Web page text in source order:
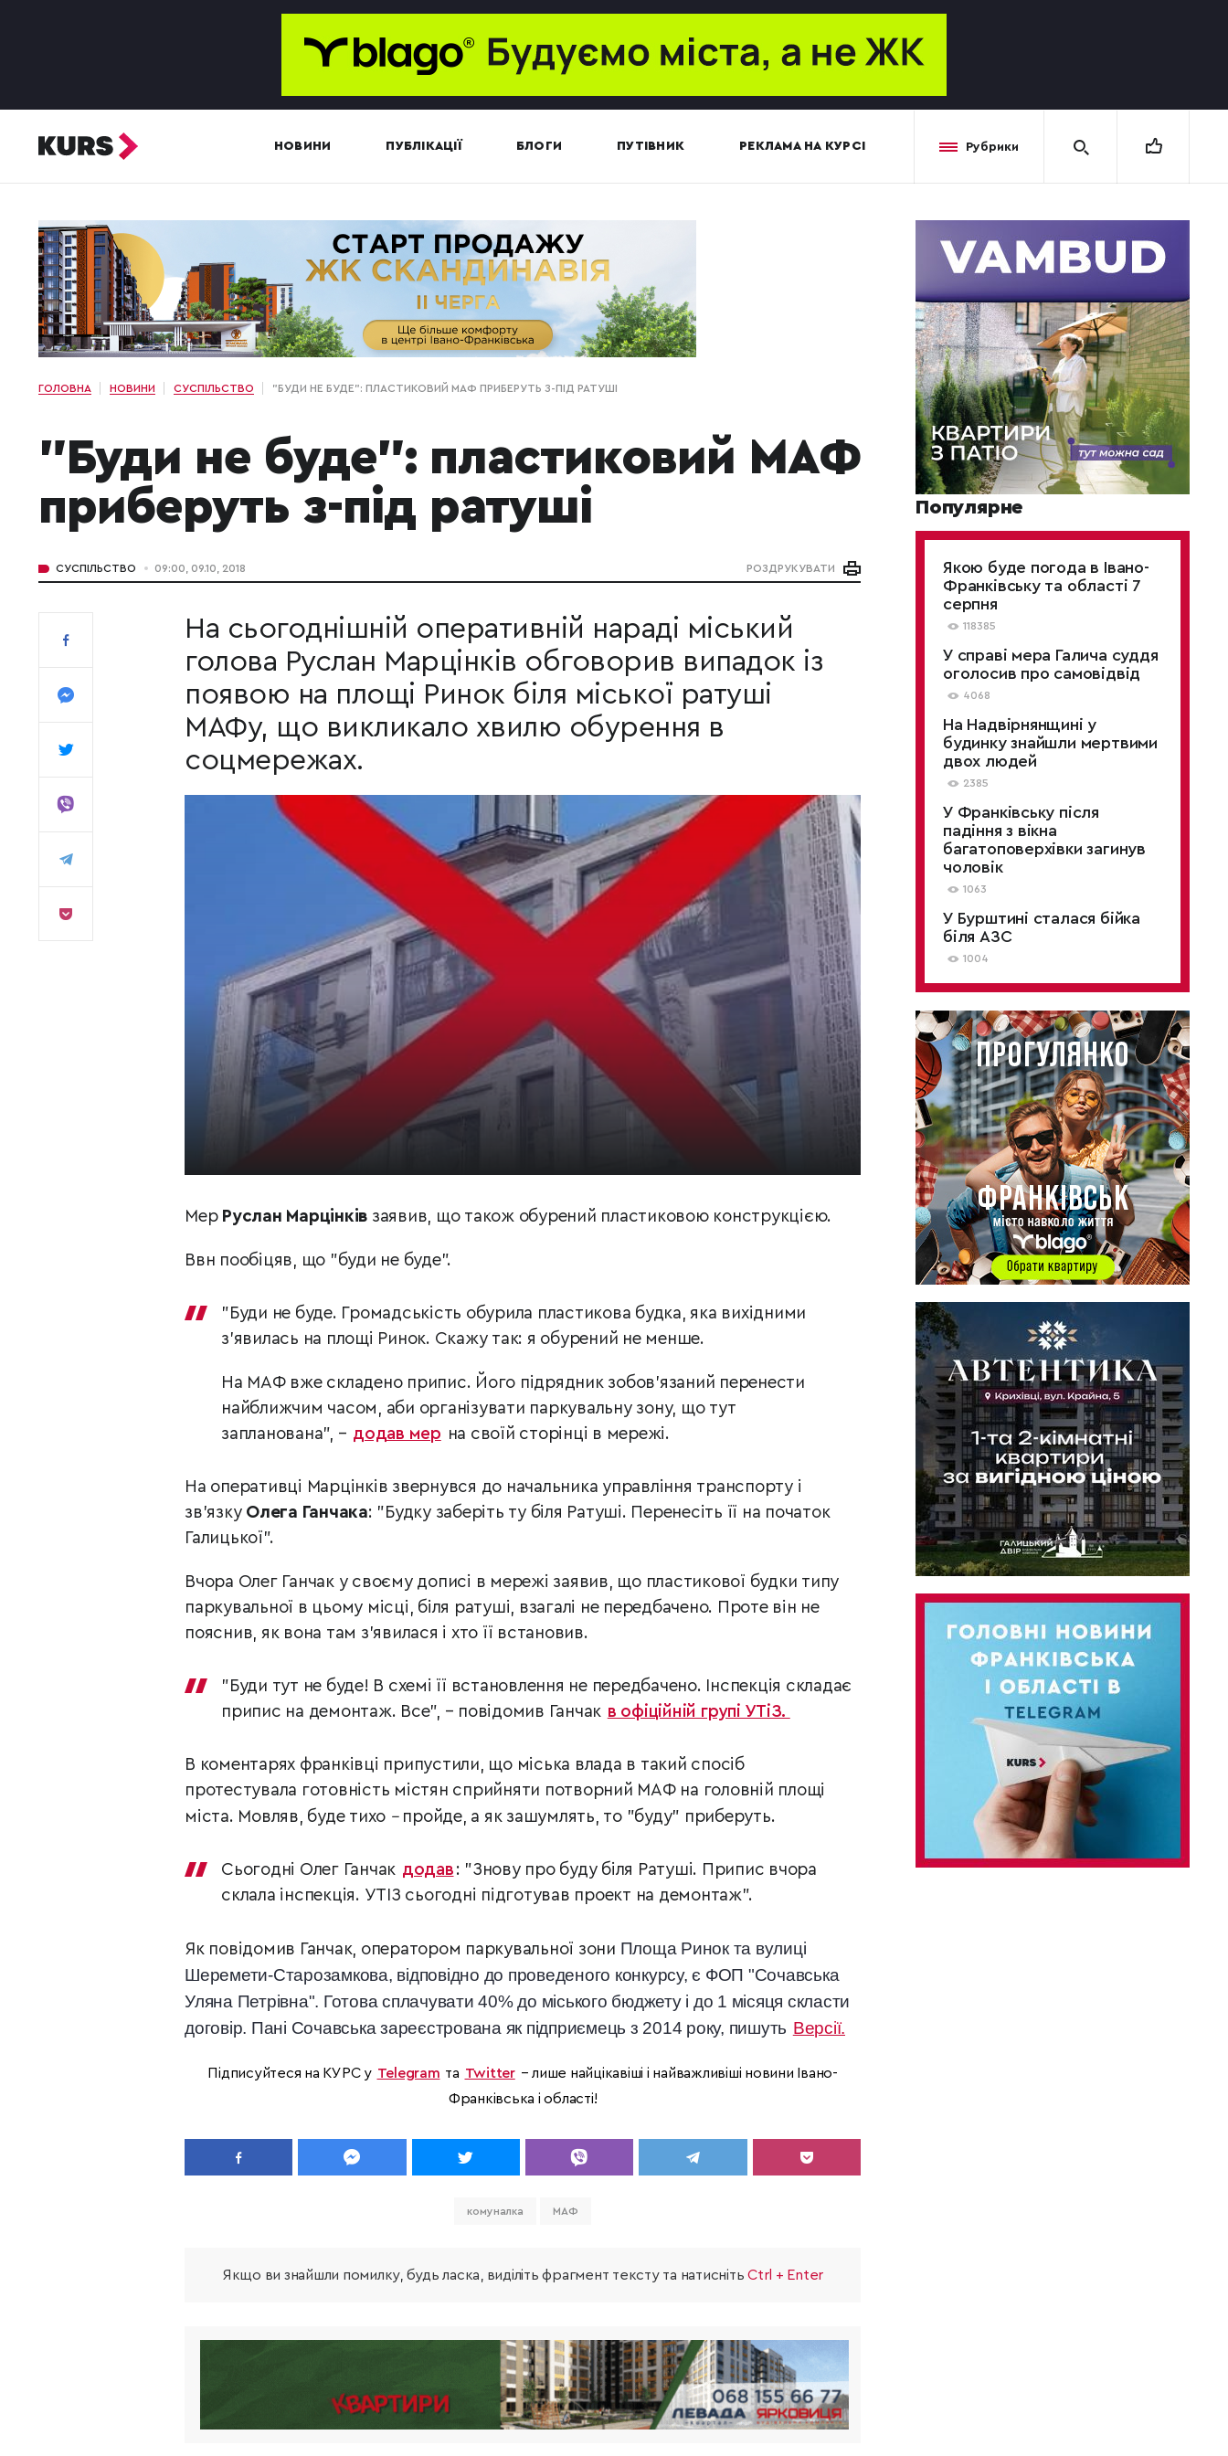
НОВИНИ ПУБЛІКАЦІЇ БЛОГИ ПУТІВНИК РЕКЛАМА НА КУРСІ Рубрики
ГОЛОВНА НОВИНИ СУСПІЛЬСТВО "БУДИ НЕ БУДЕ": ПЛАСТИКОВИЙ МАФ ПРИБЕРУТЬ З-ПІД РАТУШІ
"Буди не буде": пластиковий МАФ
приберуть з-під ратуші
СУСПІЛЬСТВО 09:00, 09.10, 2018 РОЗДРУКУВАТИ
На сьогоднішній оперативній нараді міський
голова Руслан Марцінків обговорив випадок із
появою на площі Ринок біля міської ратуші
МАФу, що викликало хвилю обурення в
соцмережах.
Мер Руслан Марцінків заявив, що також обурений пластиковою конструкцією.
Ввн пообіцяв, що "буди не буде".
"Буди не буде. Громадськість обурила пластикова будка, яка вихідними
з'явилась на площі Ринок. Скажу так: я обурений не менше.
На МАФ вже складено припис. Його підрядник зобов'язаний перенести
найближчим часом, аби організувати паркувальну зону, що тут
запланована", – додав мер на своїй сторінці в мережі.
На оперативці Марцінків звернувся до начальника управління транспорту і
зв'язку Олега Ганчака: "Будку заберіть ту біля Ратуші. Перенесіть її на початок
Галицької".
Вчора Олег Ганчак у своєму дописі в мережі заявив, що пластикової будки типу
паркувальної в цьому місці, біля ратуші, взагалі не передбачено. Проте він не
пояснив, як вона там з'явилася і хто її встановив.
"Буди тут не буде! В схемі її встановлення не передбачено. Інспекція складає
припис на демонтаж. Все", – повідомив Ганчак в офіційній групі УТіЗ.
В коментарях франківці припустили, що міська влада в такий спосіб
протестувала готовність містян сприйняти потворний МАФ на головній площі
міста. Мовляв, буде тихо –пройде, а як зашумлять, то "буду" приберуть.
Сьогодні Олег Ганчак додав : "Знову про буду біля Ратуші. Припис вчора
склала інспекція. УТІЗ сьогодні підготував проект на демонтаж".
Як повідомив Ганчак, оператором паркувальної зони Площа Ринок та вулиці
Шеремети-Старозамкова, відповідно до проведеного конкурсу, є ФОП "Сочавська
Уляна Петрівна". Готова сплачувати 40% до міського бюджету і до 1 місяця скласти
договір. Пані Сочавська зареєстрована як підприємець з 2014 року, пишуть Версії.
Підписуйтеся на КУРС у Telegram та Twitter – лише найцікавіші і найважливіші новини Івано-
Франківська і області!
комуналка МАФ
Якщо ви знайшли помилку, будь ласка, виділіть фрагмент тексту та натиснітьCtrl + Enter
Популярне
Якою буде погода в Івано-
Франківську та області 7
серпня
118385
У справі мера Галича суддя
оголосив про самовідвід
4068
На Надвірнянщині у
будинку знайшли мертвими
двох людей
2385
У Франківську після
падіння з вікна
багатоповерхівки загинув
чоловік
1063
У Бурштині сталася бійка
біля АЗС
1004